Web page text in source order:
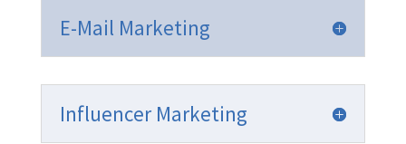
E-Mail Marketing
Influencer Marketing